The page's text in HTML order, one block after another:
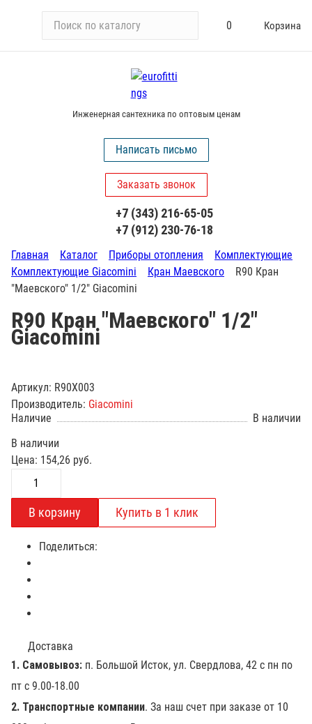
и
у
0 Корзина
Инженерная сантехника по оптовым ценам
Написать письмо
Заказать звонок
+7 (343) 216-65-05
+7 (912) 230-76-18
Главная Каталог Приборы отопления
Комплектующие
Комплектующие Giacomini
Кран Маевского
R90 Кран
"Маевского" 1/2" Giacomini
R90 Кран "Маевского" 1/2"
Giacomini
Артикул: R90X003
Производитель: Giacomini
Наличие
В наличии
В наличии
Цена: 154,26 руб.
Поделиться:
Доставка
1. Самовывоз: п. Большой Исток, ул. Свердлова, 42 с пн по
пт с 9.00-18.00
2. Транспортные компании. За наш счет при заказе от 10